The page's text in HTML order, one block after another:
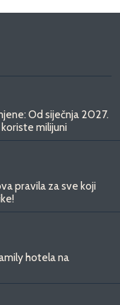
Od siječnja 2027.
milijuni
pravila za sve koji
hotela na